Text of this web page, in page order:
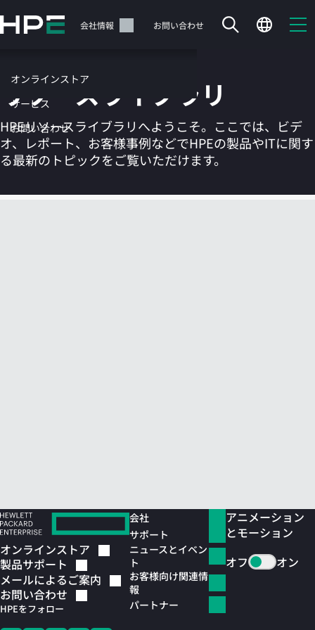
イ
テ
ツ
に
ス
ッ
サポート 会社情報 お問い合わせ
オンラインストア
サービス
お問い合わせ
カートは空です
リソースライブラリ
HPEリソースライブラリへようこそ。ここでは、ビデ
オ、レポート、お客様事例などでHPEの製品やITに関す
る最新のトピックをご覧いただけます。
オンラインストア
製品サポート
メールによるご案内
お問い合わせ
HPEをフォロー
会社
サポート
ニュースとイベン
ト
お客様向け関連情
報
パートナー
アニメーション
とモーション
オフ
オン